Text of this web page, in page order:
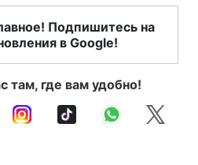
Подпишитесь на
в Google!
там, где вам удобно!